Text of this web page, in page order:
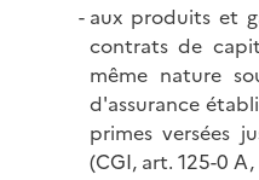
aux produits et
contrats de
même nature
d'assurance
primes versées
(CGI, art. 125-0 A,